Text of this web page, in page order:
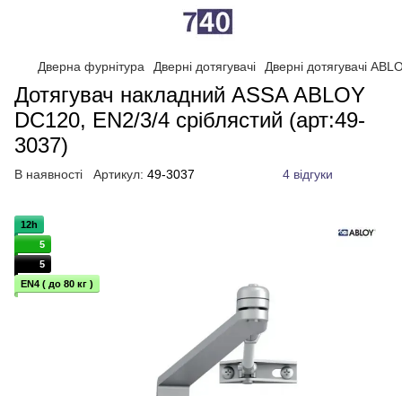
Дверна фурнітура Дверні дотягувачі Дверні дотягувачі
Дотягувач накладний ASSA ABLOY
DC120, EN2/3/4 сріблястий (арт:49-
3037)
В наявності Артикул: 49-3037 4 відгуки
12h
5
5
EN4 ( до 80 кг )